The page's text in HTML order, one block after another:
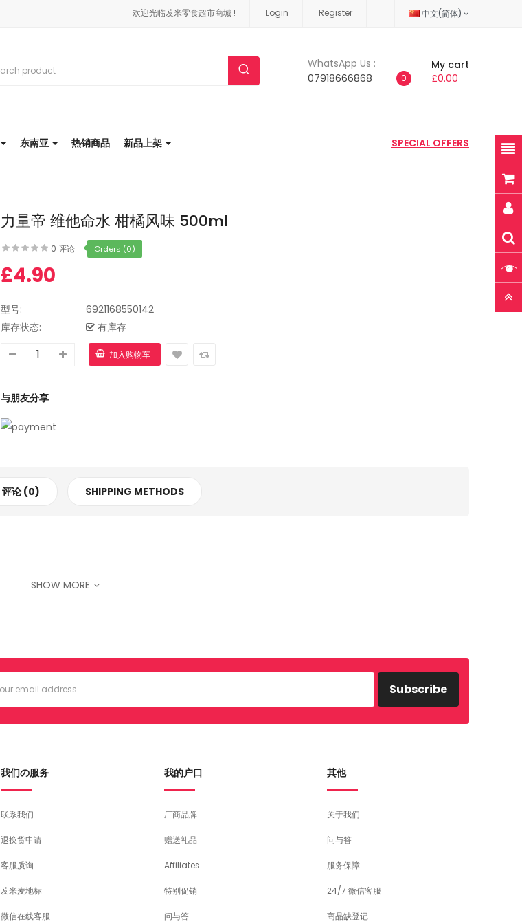
欢迎光临苃米零食超市商城 ! Login Register 中文(简体)
My cart
0 £0.00
WhatsApp Us :
07918666868
东南亚 热销商品 新品上架 SPECIAL OFFERS
力量帝 维他命水 柑橘风味 500ml
0 评论 Orders (0)
£4.90
型号:
6921168550142
库存状态:
有库存
与朋友分享
评论 (0) SHIPPING METHODS
SHOW MORE
Subscribe
我们の服务
联系我们
退换货申请
客服质询
苃米麦地标
微信在线客服
我的户口
厂商品牌
赠送礼品
Affiliates
特别促销
问与答
其他
关于我们
问与答
服务保障
24/7 微信客服
商品缺登记